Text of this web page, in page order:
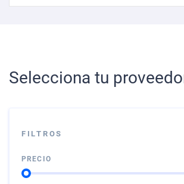
Selecciona tu
FILTROS
PRECIO